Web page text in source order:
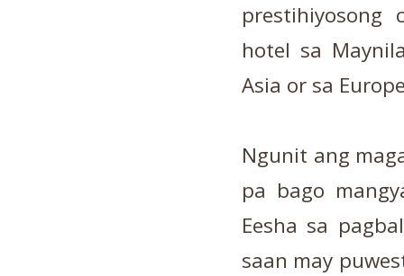
prestihiyosong
hotel sa
Asia or sa
Ngunit ang
pa bago
Eesha sa
saan may